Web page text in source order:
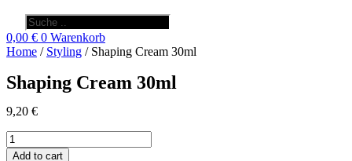
Products
search
0,00 € 0 Warenkorb
Home / Styling / Shaping Cream 30ml
Shaping Cream 30ml
9,20 €
Shaping
Cream
Add to cart